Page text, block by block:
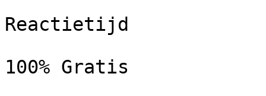
Reactietijd
100% Gratis